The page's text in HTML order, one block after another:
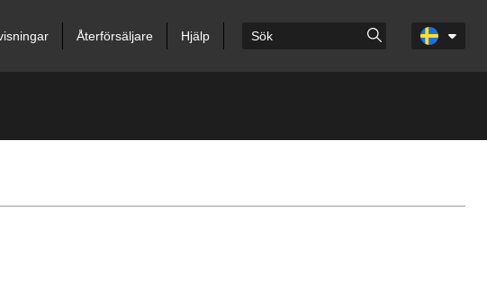
Återförsäljare Hjälp